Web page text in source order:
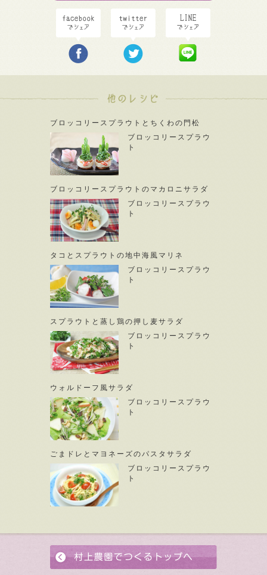
ブロッコリースプラウトとちくわの門松
ブロッコリースプラウ
ト
ブロッコリースプラウトのマカロニサラダ
ブロッコリースプラウ
ト
タコとスプラウトの地中海風マリネ
ブロッコリースプラウ
ト
スプラウトと蒸し鶏の押し麦サラダ
ブロッコリースプラウ
ト
ウォルドーフ風サラダ
ブロッコリースプラウ
ト
ごまドレとマヨネーズのパスタサラダ
ブロッコリースプラウ
ト